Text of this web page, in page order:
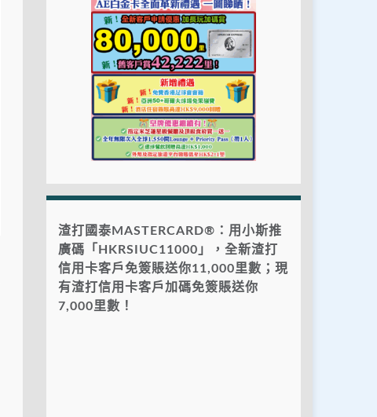
渣打國泰MASTERCARD®：用小斯推
廣碼「HKRSIUC11000」，全新渣打
信用卡客戶免簽賬送你11,000里數；現
有渣打信用卡客戶加碼免簽賬送你
7,000里數！